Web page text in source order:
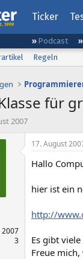
Ticker
Podcast
Regeln
für
2007
2007
3
17. August
Hallo
hier ist ein
http://
Es gibt
Freue